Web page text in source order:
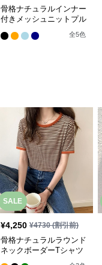
骨格ナチュラルインナー
付きメッシュニットプル
全5色
SALE
¥4,250 ¥4730(割引前)
骨格ナチュラルラウンド
ネックボーダーTシャツ